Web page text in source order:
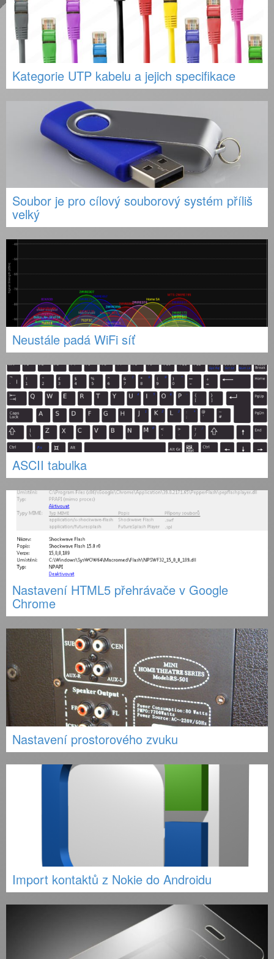
Kategorie UTP kabelu a jejich specifikace
Soubor je pro cílový souborový systém příliš
velký
Neustále padá WiFi síť
ASCII tabulka
Nastavení HTML5 přehrávače v Google
Chrome
Nastavení prostorového zvuku
Import kontaktů z Nokie do Androidu